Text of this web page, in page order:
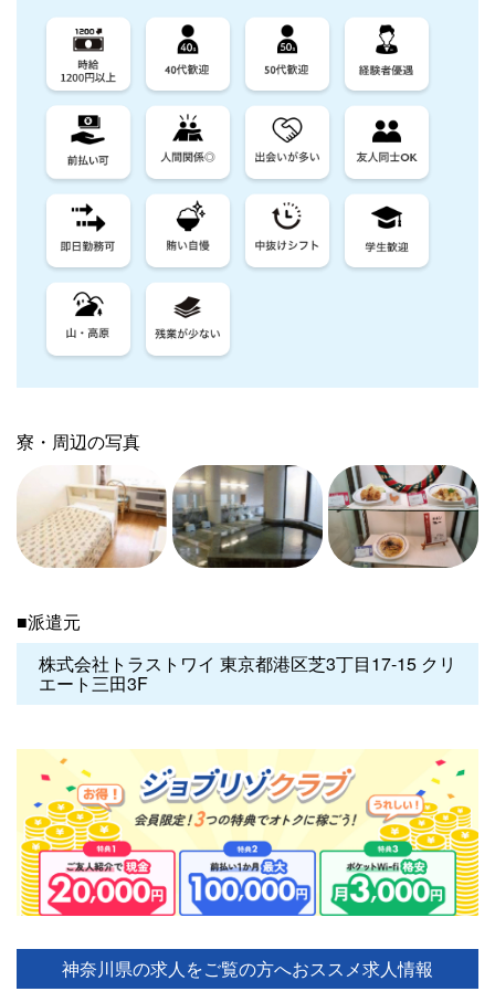
寮・周辺の写真
■派遣元
株式会社トラストワイ 東京都港区芝3丁目17-15 クリ
エート三田3F
神奈川県の求人をご覧の方へおススメ求人情報